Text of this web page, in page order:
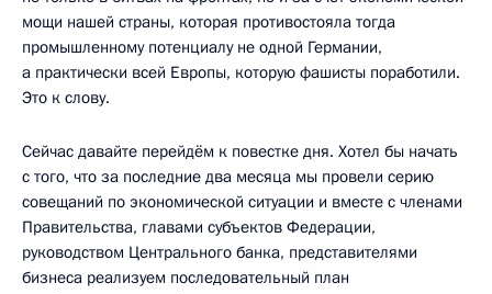
мощи нашей страны, которая противостояла тогда
промышленному потенциалу не одной Германии,
а практически всей Европы, которую фашисты поработили.
Это к слову.
Сейчас давайте перейдём к повестке дня. Хотел бы начать
с того, что за последние два месяца мы провели серию
совещаний по экономической ситуации и вместе с членами
Правительства, главами субъектов Федерации,
руководством Центрального банка, представителями
бизнеса реализуем последовательный план